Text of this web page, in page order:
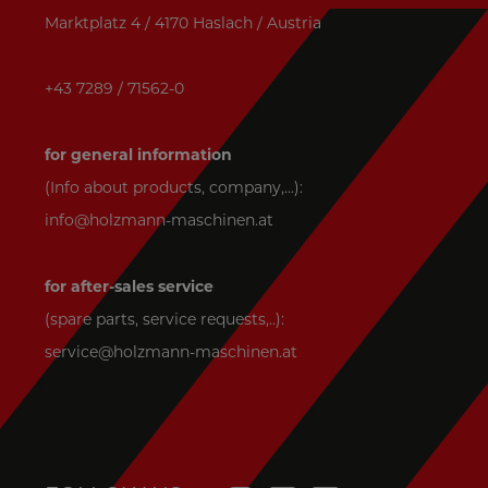
Marktplatz 4 / 4170 Haslach / Austria
+43 7289 / 71562-0
for general information
(Info about products, company,...):
info@holzmann-maschinen.at
for after-sales service
(spare parts, service requests,..):
service@holzmann-maschinen.at